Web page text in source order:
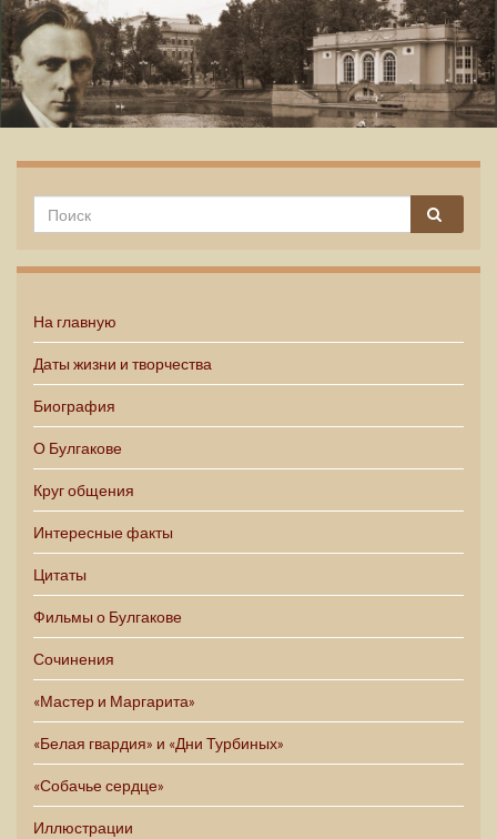
На главную
Даты жизни и творчества
Биография
О Булгакове
Круг общения
Интересные факты
Цитаты
Фильмы о Булгакове
Сочинения
«Мастер и Маргарита»
«Белая гвардия» и «Дни Турбиных»
«Собачье сердце»
Иллюстрации